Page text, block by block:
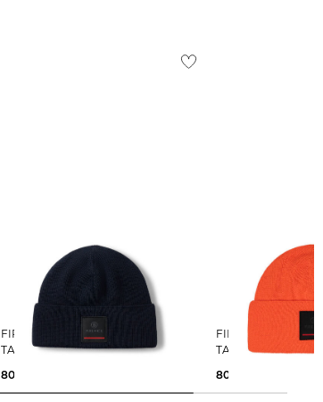
FIRE+ICE | Herren Strickmütze
TAREK
80,00 €
FIRE+ICE | Herren Strickmütze
TAREK
80,00 €